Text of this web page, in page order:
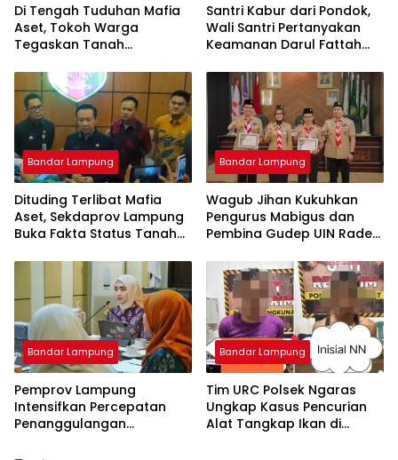
Di Tengah Tuduhan Mafia
Aset, Tokoh Warga
Tegaskan Tanah
Kini Dibangun SPBU Haji
Suef
Santri Kabur dari Pondok,
Wali Santri Pertanyakan
Keamanan Darul Fattah
Bandar Lampung
Dituding Terlibat Mafia
Aset, Sekdaprov Lampung
Buka Fakta Status Tanah
Bandar Lampung
Wagub Jihan Kukuhkan
Pengurus Mabigus dan
Pembina Gudep UIN Raden
Perkuat Karakter Generasi
Muda
Bandar Lampung
Pemprov Lampung
Intensifkan Percepatan
Penanggulangan
Bandar Lampung
Tim URC Polsek Ngaras
Ungkap Kasus Pencurian
Alat Tangkap Ikan di